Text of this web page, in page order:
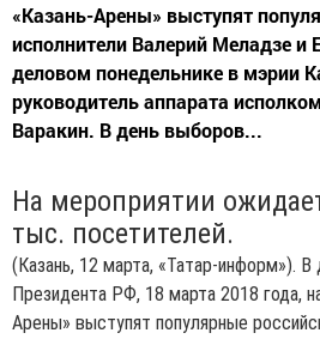
«Казань-Арены» выступят
исполнители Валерий Меладзе и
деловом понедельнике в мэрии
руководитель аппарата
Варакин. В день выборов...
На мероприятии
тыс. посетителей.
(Казань, 12 марта, «Татар-информ»).
Президента РФ, 18 марта 2018 года,
Арены» выступят популярные